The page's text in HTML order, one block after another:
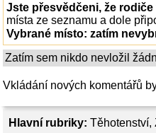
Hlavní rubriky: Těhotenství,
Jste přesvědčeni, že
místa ze seznamu a dole
Vybrané místo: zatím
Zatím sem nikdo nevložil
Vkládání nových komentářů